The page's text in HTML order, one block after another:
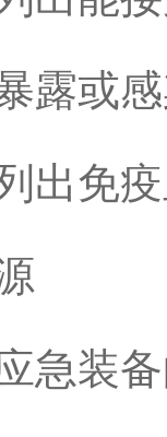
露或
出免
急装